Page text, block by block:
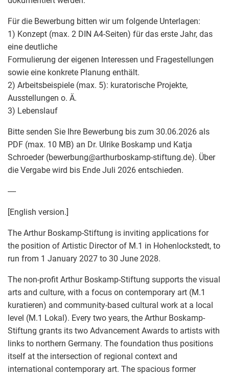
Für die Bewerbung bitten wir um folgende Unterlagen:
1) Konzept (max. 2 DIN A4-Seiten) für das erste Jahr, das
eine deutliche
Formulierung der eigenen Interessen und Fragestellungen
sowie eine konkrete Planung enthält.
2) Arbeitsbeispiele (max. 5): kuratorische Projekte,
Ausstellungen o. Ä.
3) Lebenslauf
Bitte senden Sie Ihre Bewerbung bis zum 30.06.2026 als
PDF (max. 10 MB) an Dr. Ulrike Boskamp und Katja
Schroeder (bewerbung@arthurboskamp-stiftung.de). Über
die Vergabe wird bis Ende Juli 2026 entschieden.
----
[English version.]
The Arthur Boskamp-Stiftung is inviting applications for
the position of Artistic Director of M.1 in Hohenlockstedt, to
run from 1 January 2027 to 30 June 2028.
The non-profit Arthur Boskamp-Stiftung supports the visual
arts and culture, with a focus on contemporary art (M.1
kuratieren) and community-based cultural work at a local
level (M.1 Lokal). Every two years, the Arthur Boskamp-
Stiftung grants its two Advancement Awards to artists with
links to northern Germany. The foundation thus positions
itself at the intersection of regional context and
international contemporary art. The spacious former